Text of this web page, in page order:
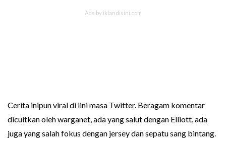
Cerita inipun viral di lini masa Twitter. Beragam komentar
dicuitkan oleh warganet, ada yang salut dengan Elliott, ada
juga yang salah fokus dengan jersey dan sepatu sang bintang.